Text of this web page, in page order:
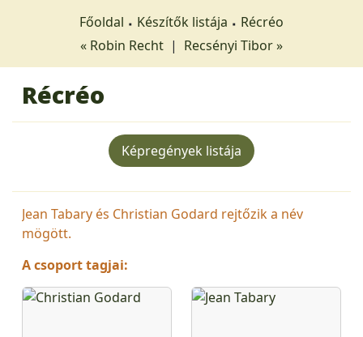
Főoldal Készítők listája
Récréo
« Robin Recht | Recsényi Tibor »
Récréo
Képregények listája
Jean Tabary és Christian Godard rejtőzik a név
mögött.
A csoport tagjai: